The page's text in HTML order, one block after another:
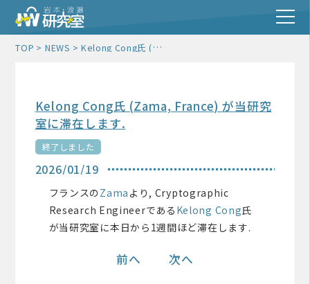
TOP NEWS Kelong Cong氏 (Zama, France) が当研究室に滞在します.
Kelong Cong氏 (Zama, France) が当研究
室に滞在します.
終了しました
2026/01/19
フランスのZama より, Cryptographic
Research Engineerである Kelong Cong氏
が当研究室に本日から1週間ほど滞在します.
前へ 次へ